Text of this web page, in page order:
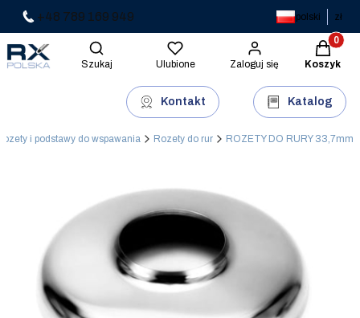
+48 789 169 949 polski zł
Otwórz wyszukiwarkę
Szukaj Ulubione Zaloguj się Koszyk
Kontakt Katalog
i podstawy do wspawania Rozety do rur ROZETY DO RURY 33,7mm